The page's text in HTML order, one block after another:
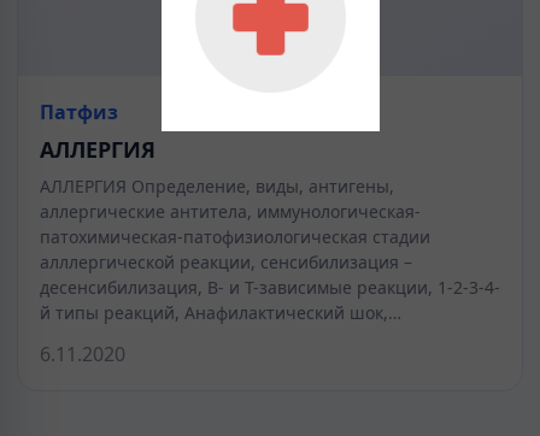
Патфиз
АЛЛЕРГИЯ
АЛЛЕРГИЯ Определение, виды, антигены,
аллергические антитела, иммунологическая-
патохимическая-патофизиологическая стадии
алллергической реакции, сенсибилизация –
десенсибилизация, В- и Т-зависимые реакции, 1-2-3-4-
й типы реакций, Анафилактический шок,…
6.11.2020